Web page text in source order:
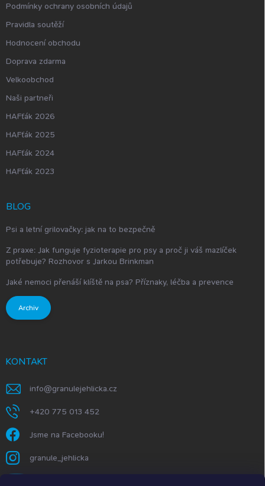
Podmínky ochrany osobních údajů
Pravidla soutěží
Hodnocení obchodu
Doprava zdarma
Velkoobchod
Naši partneři
HAFťák 2026
HAFťák 2025
HAFťák 2024
HAFťák 2023
BLOG
Psi a letní grilovačky: jak na to bezpečně
Z praxe: Jak funguje fyzioterapie pro psy a proč ji váš mazlíček
potřebuje? Rozhovor s Jarkou Brinkman
Jaké nemoci přenáší klíště na psa? Příznaky, léčba a prevence
Archiv
KONTAKT
info@granulejehlicka.cz
+420 775 013 452
Jsme na Facebooku!
granule_jehlicka